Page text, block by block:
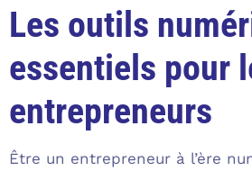
Les outils
essentiels pour
entrepreneurs
Être un entrepreneur à l’ère